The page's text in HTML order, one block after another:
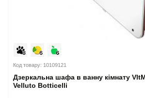
Код товару: 10109121
Дзеркальна шафа в ванну кімнату
Velluto Botticelli